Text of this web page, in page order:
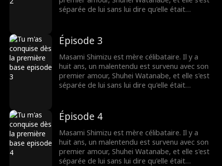
séparée de lui sans lui dire qu'elle était
transféré dans une nouvelle équipe. Les
rouages du destin se remettent en marche.
Lorsqu'ils se retrouvent au stade, pourront-ils
dissiper le malentendu et se reconnecter ?
Épisode 3
Masami Shimizu est mère célibataire. Il y a
huit ans, un malentendu est survenu avec son
premier amour, Shuhei Watanabe, et elle s'est
séparée de lui sans lui dire qu'elle était
transféré dans une nouvelle équipe. Les
rouages du destin se remettent en marche.
Lorsqu'ils se retrouvent au stade, pourront-ils
dissiper le malentendu et se reconnecter ?
Épisode 4
Masami Shimizu est mère célibataire. Il y a
huit ans, un malentendu est survenu avec son
premier amour, Shuhei Watanabe, et elle s'est
séparée de lui sans lui dire qu'elle était